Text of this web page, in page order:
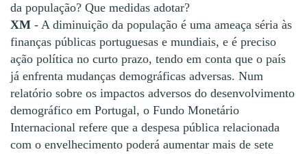
da população? Que medidas adotar?
XM - A diminuição da população é uma ameaça séria às
finanças públicas portuguesas e mundiais, e é preciso
ação política no curto prazo, tendo em conta que o país
já enfrenta mudanças demográficas adversas. Num
relatório sobre os impactos adversos do desenvolvimento
demográfico em Portugal, o Fundo Monetário
Internacional refere que a despesa pública relacionada
com o envelhecimento poderá aumentar mais de sete